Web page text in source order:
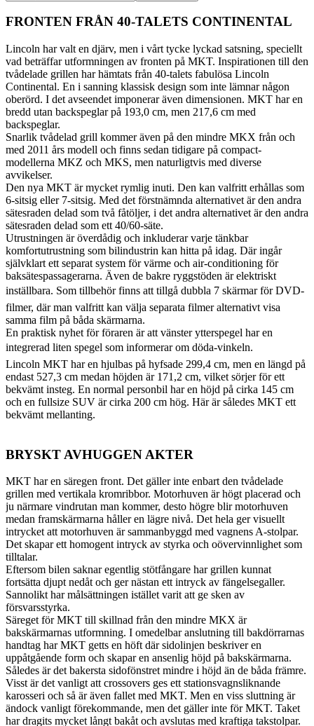
FRONTEN FRÅN 40-TALETS CONTINENTAL
Lincoln har valt en djärv, men i vårt tycke lyckad satsning, speciellt
vad beträffar utformningen av fronten på MKT. Inspirationen till den
tvådelade grillen har hämtats från 40-talets fabulösa Lincoln
Continental. En i sanning klassisk design som inte lämnar någon
oberörd. I det avseendet imponerar även dimensionen. MKT har en
bredd utan backspeglar på 193,0 cm, men 217,6 cm med
backspeglar.
Snarlik tvådelad grill kommer även på den mindre MKX från och
med 2011 års modell och finns sedan tidigare på compact-
modellerna MKZ och MKS, men naturligtvis med diverse
avvikelser.
Den nya MKT är mycket rymlig inuti. Den kan valfritt erhållas som
6-sitsig eller 7-sitsig. Med det förstnämnda alternativet är den andra
sätesraden delad som två fåtöljer, i det andra alternativet är den andra
sätesraden delad som ett 40/60-säte.
Utrustningen är överdådig och inkluderar varje tänkbar
komfortutrustning som bilindustrin kan hitta på idag. Där ingår
självklart ett separat system för värme och air-conditioning för
baksätespassagerarna. Även de bakre ryggstöden är elektriskt
inställbara. Som tillbehör finns att tillgå dubbla 7 skärmar för DVD-
filmer, där man valfritt kan välja separata filmer alternativt visa
samma film på båda skärmarna.
En praktisk nyhet för föraren är att vänster ytterspegel har en
integrerad liten spegel som informerar om döda-vinkeln.
Lincoln MKT har en hjulbas på hyfsade 299,4 cm, men en längd på
endast 527,3 cm medan höjden är 171,2 cm, vilket sörjer för ett
bekvämt insteg. En normal personbil har en höjd på cirka 145 cm
och en fullsize SUV är cirka 200 cm hög. Här är således MKT ett
bekvämt mellanting.
BRYSKT AVHUGGEN AKTER
MKT har en säregen front. Det gäller inte enbart den tvådelade
grillen med vertikala kromribbor. Motorhuven är högt placerad och
ju närmare vindrutan man kommer, desto högre blir motorhuven
medan framskärmarna håller en lägre nivå. Det hela ger visuellt
intrycket att motorhuven är sammanbyggd med vagnens A-stolpar.
Det skapar ett homogent intryck av styrka och oövervinnlighet som
tilltalar.
Eftersom bilen saknar egentlig stötfångare har grillen kunnat
fortsätta djupt nedåt och ger nästan ett intryck av fängelsegaller.
Sannolikt har målsättningen istället varit att ge sken av
försvarsstyrka.
Säreget för MKT till skillnad från den mindre MKX är
bakskärmarnas utformning. I omedelbar anslutning till bakdörrarnas
handtag har MKT getts en höft där sidolinjen beskriver en
uppåtgående form och skapar en ansenlig höjd på bakskärmarna.
Således är det bakersta sidofönstret mindre i höjd än de båda främre.
Visst är det vanligt att crossovers ges ett stationsvagnsliknande
karosseri och så är även fallet med MKT. Men en viss sluttning är
ändock vanligt förekommande, men det gäller inte för MKT. Taket
har dragits mycket långt bakåt och avslutas med kraftiga takstolpar.